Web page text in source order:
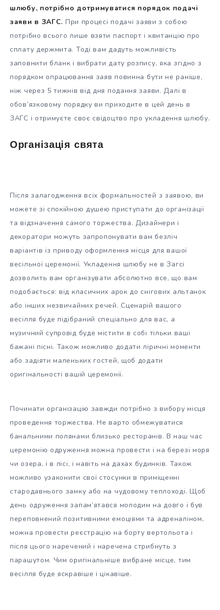
шлюбу, потрібно дотримуватися порядок подачі
заяви в ЗАГС. При процесі подачі заяви з собою
потрібно всього лише взяти паспорт і квитанцію про
сплату держмита. Тоді вам дадуть можливість
заповнити бланк і вибрати дату розпису, яка згідно з
порядком опрацювання заяв повинна бути не раніше,
ніж через 5 тижнів від дня подання заяви. Далі в
обов’язковому порядку ви приходите в цей день в
ЗАГС і отримуєте своє свідоцтво про укладення шлюбу.
Організація свята
Після залагодження всіх формальностей з заявою, ви
можете зі спокійною душею приступати до організації
та відзначення самого торжества. Дизайнери і
декоратори можуть запропонувати вам безліч
варіантів із приводу оформлення місця для вашої
весільної церемонії. Укладення шлюбу не в Загсі
дозволить вам організувати абсолютно все, що вам
подобається: від класичних арок до снігових альтанок
або інших незвичайних речей. Сценарій вашого
весілля буде підібраний спеціально для вас, а
музичний супровід буде містити в собі тільки ваші
бажані пісні. Також можливо додати ліричні моменти
або задіяти маленьких гостей, щоб додати
оригінальності вашій церемонії.
Починати організацію завжди потрібно з вибору місця
проведення торжества. Не варто обмежуватися
банальними полянами близько ресторанів. В наш час
церемонію одруження можна провести і на березі моря
чи озера, і в лісі, і навіть на дахах будинків. Також
можливо узаконити свої стосунки в приміщенні
стародавнього замку або на чудовому теплоході. Щоб
день одруження запам’ятався молодим на довго і був
переповнений позитивними емоціями та адреналіном,
можна провести реєстрацію на борту вертольота і
після цього наречений і наречена стрибнуть з
парашутом. Чим оригінальніше вибране місце, тим
весілля буде яскравіше і цікавіше.